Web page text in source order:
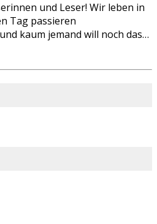
und Leser! Wir leben in
Tag passieren
kaum jemand will noch das…